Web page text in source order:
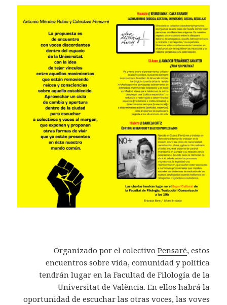
Organizado por el colectivo Pensaré, estos
encuentros sobre vida, comunidad y política
tendrán lugar en la Facultad de Filología de la
Universitat de València. En ellos habrá la
oportunidad de escuchar las otras voces, las voves